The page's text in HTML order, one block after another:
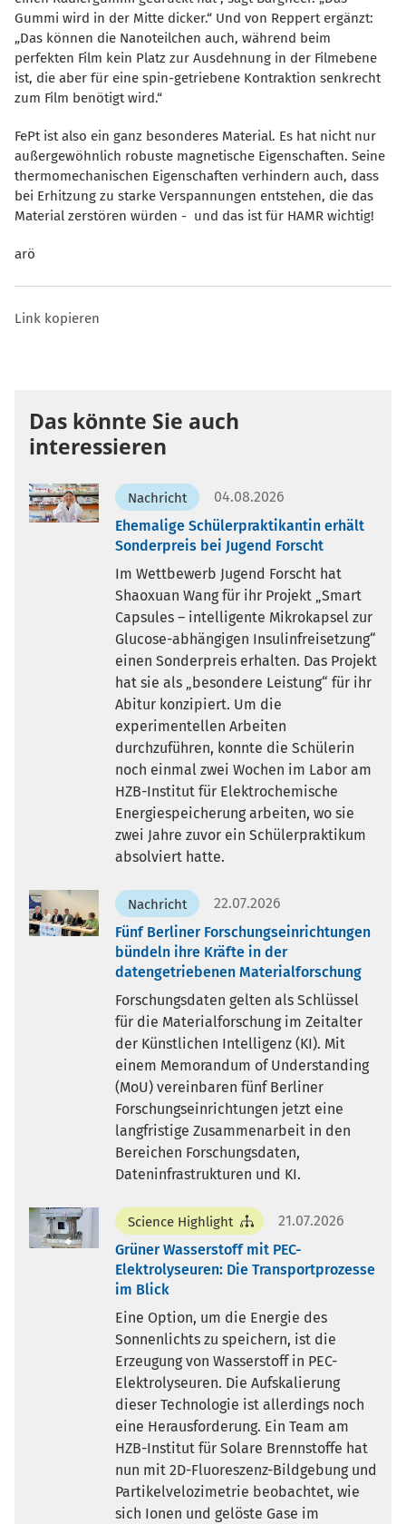
Gummi wird in der Mitte dicker.“ Und von Reppert ergänzt:
Das können die Nanoteilchen auch, während beim
perfekten Film kein Platz zur Ausdehnung in der Filmebene
ist, die aber für eine spin-getriebene Kontraktion senkrecht
zum Film benötigt wird.“
FePt ist also ein ganz besonderes Material. Es hat nicht nur
außergewöhnlich robuste magnetische Eigenschaften. Seine
thermomechanischen Eigenschaften verhindern auch, dass
bei Erhitzung zu starke Verspannungen entstehen, die das
Material zerstören würden - und das ist für HAMR wichtig!
arö
Link kopieren
Das könnte Sie auch
interessieren
Nachricht
04.08.2026
Ehemalige Schülerpraktikantin erhält
Sonderpreis bei Jugend Forscht
Im Wettbewerb Jugend Forscht hat
Shaoxuan Wang für ihr Projekt „Smart
Capsules – intelligente Mikrokapsel zur
Glucose-abhängigen Insulinfreisetzung“
einen Sonderpreis erhalten. Das Projekt
hat sie als „besondere Leistung“ für ihr
Abitur konzipiert. Um die
experimentellen Arbeiten
durchzuführen, konnte die Schülerin
noch einmal zwei Wochen im Labor am
HZB-Institut für Elektrochemische
Energiespeicherung arbeiten, wo sie
zwei Jahre zuvor ein Schülerpraktikum
absolviert hatte.
Nachricht
22.07.2026
Fünf Berliner Forschungseinrichtungen
bündeln ihre Kräfte in der
datengetriebenen Materialforschung
Forschungsdaten gelten als Schlüssel
für die Materialforschung im Zeitalter
der Künstlichen Intelligenz (KI). Mit
einem Memorandum of Understanding
(MoU) vereinbaren fünf Berliner
Forschungseinrichtungen jetzt eine
langfristige Zusammenarbeit in den
Bereichen Forschungsdaten,
Dateninfrastrukturen und KI.
Science Highlight
21.07.2026
Grüner Wasserstoff mit PEC-
Elektrolyseuren: Die Transportprozesse
im Blick
Eine Option, um die Energie des
Sonnenlichts zu speichern, ist die
Erzeugung von Wasserstoff in PEC-
Elektrolyseuren. Die Aufskalierung
dieser Technologie ist allerdings noch
eine Herausforderung. Ein Team am
HZB-Institut für Solare Brennstoffe hat
nun mit 2D-Fluoreszenz-Bildgebung und
Partikelvelozimetrie beobachtet, wie
sich Ionen und gelöste Gase im